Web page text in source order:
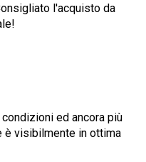
l'acquisto da
ed ancora più
è visibilmente in ottima